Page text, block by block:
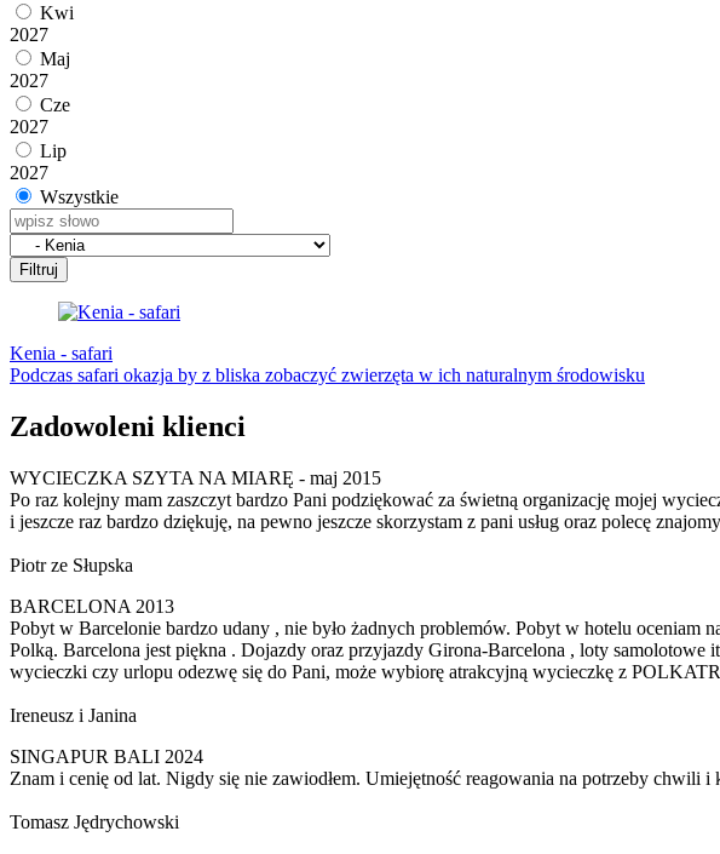
Kwi
2027
Maj
2027
Cze
2027
Lip
2027
Wszystkie
Filtruj
Kenia - safari
Podczas safari okazja by z bliska zobaczyć zwierzęta w ich naturalnym środowisku
Zadowoleni klienci
WYCIECZKA SZYTA NA MIARĘ - maj 2015
Po raz kolejny mam zaszczyt bardzo Pani podziękować za świetną organizację mojej
i jeszcze raz bardzo dziękuję, na pewno jeszcze skorzystam z pani usług oraz
Piotr ze Słupska
BARCELONA 2013
Pobyt w Barcelonie bardzo udany , nie było żadnych problemów. Pobyt w hotelu oceniam
Polką. Barcelona jest piękna . Dojazdy oraz przyjazdy Girona-Barcelona , loty
wycieczki czy urlopu odezwę się do Pani, może wybiorę atrakcyjną wycieczkę z
Ireneusz i Janina
SINGAPUR BALI 2024
Znam i cenię od lat. Nigdy się nie zawiodłem. Umiejętność reagowania na potrzeby chwili i
Tomasz Jędrychowski